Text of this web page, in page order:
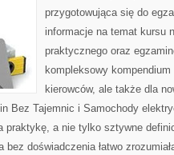
przygotowująca się do
informacje na temat kursu
praktycznego oraz
kompleksowy
kierowców, ale także dla
Bez Tajemnic i Samochody
praktykę, a nie tylko sztywne
bez doświadczenia łatwo